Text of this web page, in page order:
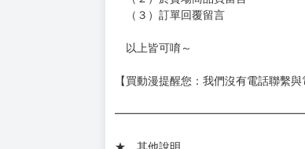
（另有加固紙箱賣場，如有需要可至
https://www.myacg.com.tw/
（１）私訊留言